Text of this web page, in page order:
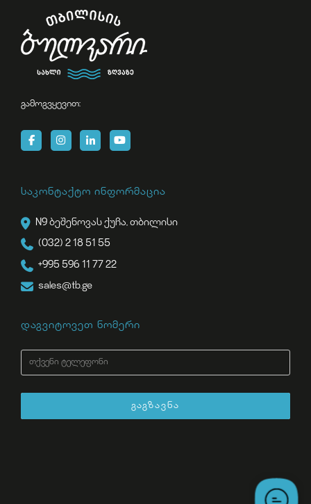
გამოგვყევით:
საკონტაქტო ინფორმაცია
N9 ბეშენოვას ქუჩა, თბილისი
(032) 2 18 51 55
+995 596 11 77 22
sales@tb.ge
დაგვიტოვეთ ნომერი